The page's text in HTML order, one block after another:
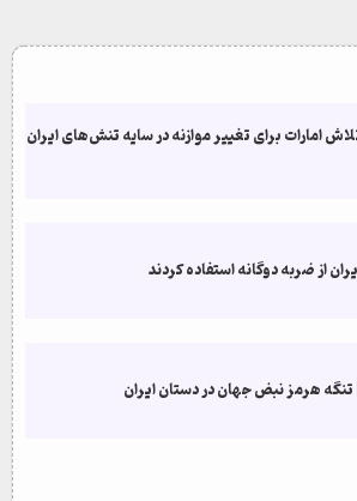
امارات برای تغییر موازنه در سایه تنش‌های ایران
از ضربه دوگانه استفاده کردند
هرمز نبض جهان در دستان ایران